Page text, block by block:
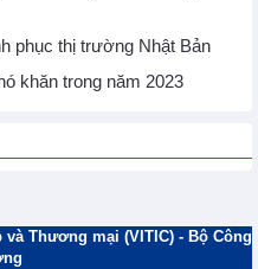
phục thị trường Nhật Bản
khăn trong năm 2023
Thương mại (VITIC) - Bộ Công